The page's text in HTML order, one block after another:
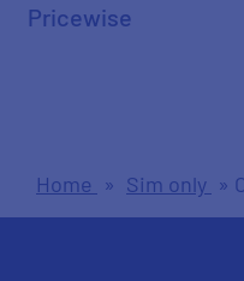
Pricewise
Home » Sim only »